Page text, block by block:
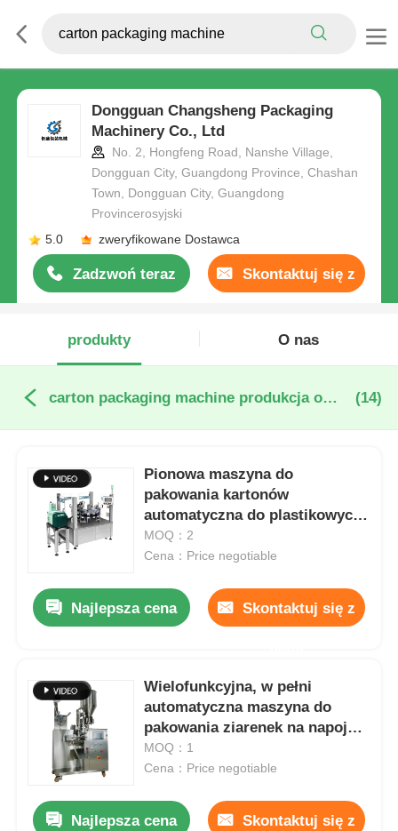
Dongguan Changsheng Packaging
Machinery Co., Ltd
No. 2, Hongfeng Road, Nanshe Village,
Dongguan City, Guangdong Province, Chashan
Town, Dongguan City, Guangdong
Provincerosyjski
5.0
zweryfikowane Dostawca
Zadzwoń teraz Skontaktuj się z
produkty
O nas
carton packaging machine produkcja online (14)
Pionowa maszyna do
pakowania kartonów
automatyczna do plastikowych
kapsułek kawy Nespresso
MOQ：2
Cena：Price negotiable
Najlepsza cena Skontaktuj się z
Wielofunkcyjna, w pełni
automatyczna maszyna do
pakowania ziarenek na napoje
1-500 g
MOQ：1
Cena：Price negotiable
Najlepsza cena Skontaktuj się z